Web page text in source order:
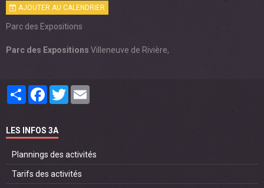
AJOUTER AU CALENDRIER
Parc des Expositions
Parc des Expositions Villeneuve de Rivière,
PartagerFacebook
Twitter
LES INFOS 3A
Plannings des activités
Tarifs des activités